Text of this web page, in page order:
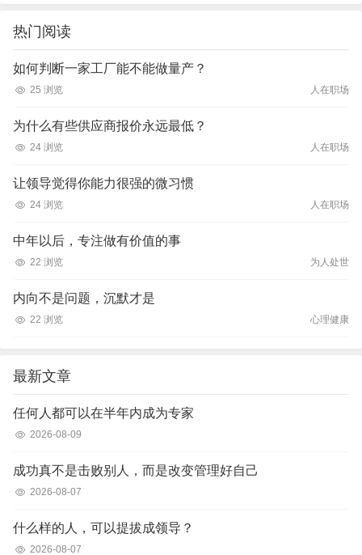
热门阅读
如何判断一家工厂能不能做量产？
25 浏览 人在职场
为什么有些供应商报价永远最低？
24 浏览 人在职场
让领导觉得你能力很强的微习惯
24 浏览 人在职场
中年以后，专注做有价值的事
22 浏览 为人处世
内向不是问题，沉默才是
22 浏览 心理健康
最新文章
任何人都可以在半年内成为专家
2026-08-09
成功真不是击败别人，而是改变管理好自己
2026-08-07
什么样的人，可以提拔成领导？
2026-08-07